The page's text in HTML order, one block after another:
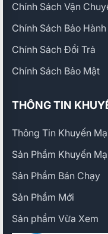
Chính Sách Vận
Chính Sách Bảo Hành
Chính Sách Đổi Trả
Chính Sách Bảo Mật
THÔNG TIN
Thông Tin Khuyến
Sản Phẩm Khuyến
Sản Phẩm Bán Chạy
Sản Phẩm Mới
Sản phẩm Vừa Xem